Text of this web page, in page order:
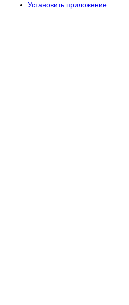
Установить приложение